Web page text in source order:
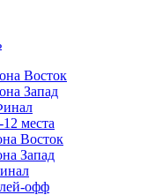
Восток
Запад
места
Восток
Запад
офф